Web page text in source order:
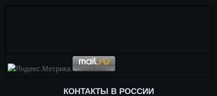
КОНТАКТЫ В РОССИИ